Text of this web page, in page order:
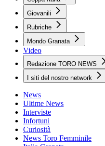
Giovanili
Rubriche
Mondo Granata
Video
Redazione TORO NEWS
I siti del nostro network
News
Ultime News
Interviste
Infortuni
Curiosità
News Toro Femminile